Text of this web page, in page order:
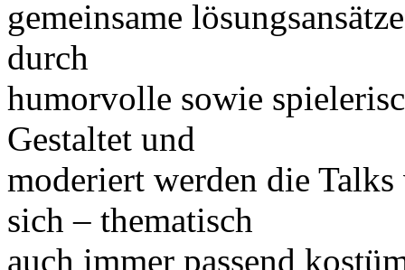
gemeinsame
durch
humorvolle sowie
Gestaltet und
moderiert werden die
sich – thematisch
auch immer passend